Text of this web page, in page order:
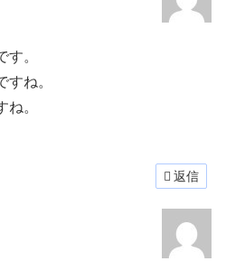
。
ね。
。
返信